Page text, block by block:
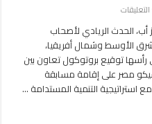
التعليقات
السياحة:
رايز
أب
فخر
حقيقي
أب، الحدث الريادي لأصحاب
الأوسط وشمال أفريقيا،
رأسها توقيع بروتوكول تعاون بين
مصر على إقامة مسابقة